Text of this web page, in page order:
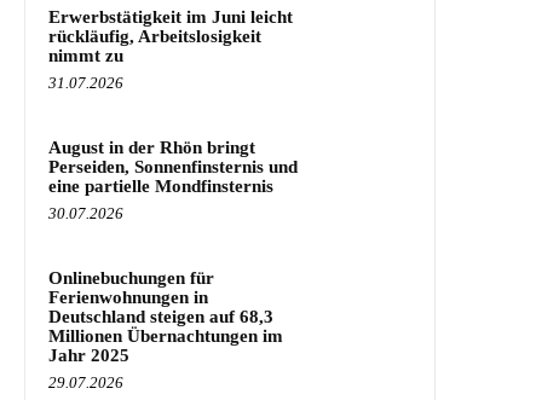
Erwerbstätigkeit im Juni leicht
rückläufig, Arbeitslosigkeit
nimmt zu
31.07.2026
August in der Rhön bringt
Perseiden, Sonnenfinsternis und
eine partielle Mondfinsternis
30.07.2026
Onlinebuchungen für
Ferienwohnungen in
Deutschland steigen auf 68,3
Millionen Übernachtungen im
Jahr 2025
29.07.2026